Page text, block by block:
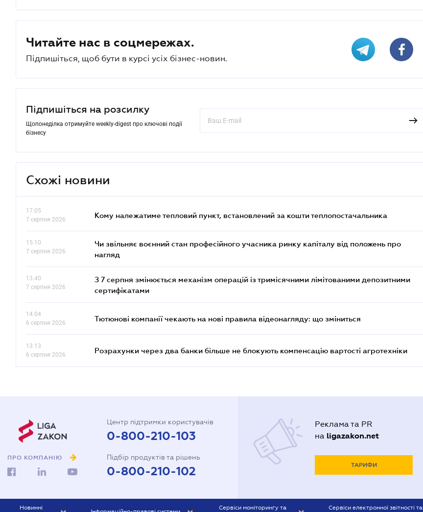
Читайте нас в соцмережах.
Підпишіться, щоб бути в курсі усіх бізнес-новин.
Підпишіться на розсилку
Щопонеділка отримуйте weekly-digest про ключові події
бізнесу
Схожі новини
17.05
7 серпня 2026
Кому належатиме тепловий пункт, встановлений за кошти теплопостачальника
15.10
7 серпня 2026
Чи звільняє воєнний стан професійного учасника ринку капіталу від положень про
нагляд
13.40
7 серпня 2026
З 7 серпня змінюється механізм операцій із тримісячними лімітованими депозитними
сертифікатами
14.04
6 серпня 2026
Тютюнові компанії чекають на нові правила відеонагляду: що зміниться
13.13
6 серпня 2026
Розрахунки через два банки більше не блокують компенсацію вартості агротехніки
ПРО КОМПАНІЮ
Центр підтримки користувачів
0-800-210-103
Підбір продуктів та рішень
0-800-210-102
Реклама та PR
на ligazakon.net
ТАРИФИ
Новинні Сервіси моніторингу та Сервіси електронної звітності та